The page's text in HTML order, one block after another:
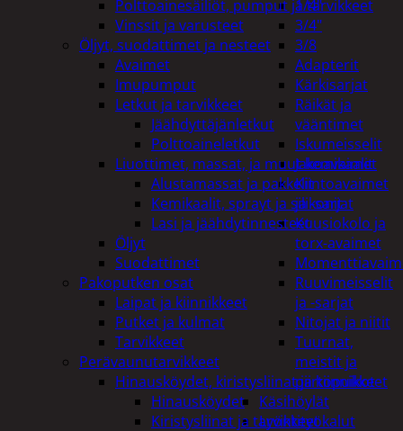
1/4"
3/4"
3/8
Adapterit
Kärkisarjat
Räikät ja
vääntimet
Iskumeisselit
Jakoavaimet
Kiintoavaimet
ja -sarjat
Kuusiokolo ja
torx-avaimet
Ruuvimeisselit
ja -sarjat
Nitojat ja niitit
Tuurnat,
meistit ja
piirtopuikot
Käsihöylät
Lyöntityökalut
Polttoainesäiliöt, pumput ja tarvikkeet
Vinssit ja varusteet
Öljyt, suodattimet ja nesteet
Avaimet
Imupumput
Letkut ja tarvikkeet
Jäähdyttäjänletkut
Polttoaineletkut
Liuottimet, massat, ja muut kemikaalit
Alustamassat ja pakkelit
Kemikaalit, sprayt ja silikonit
Lasi ja jäähdytinnesteet
Öljyt
Suodattimet
Pakoputken osat
Laipat ja kiinnikkeet
Putket ja kulmat
Tarvikkeet
Perävaunutarvikkeet
Hinausköydet, kiristysliinat ja kiinnikkeet
Hinausköydet
Kiristysliinat ja tarvikkeet